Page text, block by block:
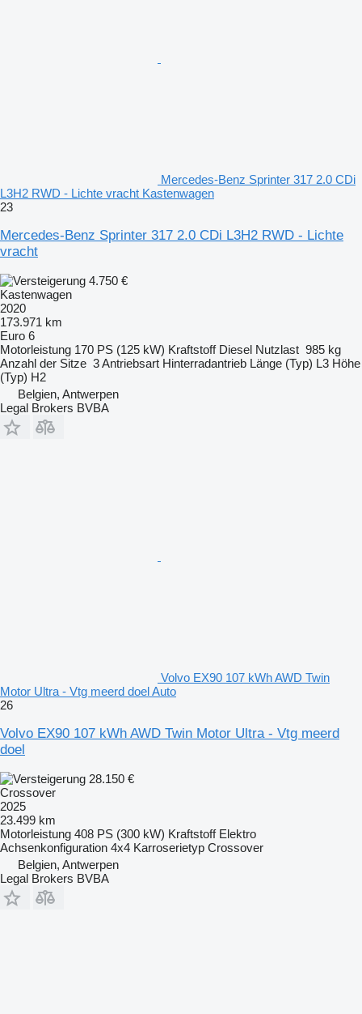
Mercedes-Benz Sprinter 317 2.0 CDi
L3H2 RWD - Lichte vracht Kastenwagen
23
Mercedes-Benz Sprinter 317 2.0 CDi L3H2 RWD - Lichte
vracht
4.750 €
Kastenwagen
2020
173.971 km
Euro 6
Motorleistung 170 PS (125 kW) Kraftstoff Diesel Nutzlast 985 kg
Anzahl der Sitze 3Antriebsart Hinterradantrieb Länge (Typ) L3 Höhe
(Typ) H2
Belgien, Antwerpen
Legal Brokers BVBA
Volvo EX90 107 kWh AWD Twin
Motor Ultra - Vtg meerd doel Auto
26
Volvo EX90 107 kWh AWD Twin Motor Ultra - Vtg meerd
doel
28.150 €
Crossover
2025
23.499 km
Motorleistung 408 PS (300 kW) Kraftstoff Elektro
Achsenkonfiguration 4x4 Karroserietyp Crossover
Belgien, Antwerpen
Legal Brokers BVBA